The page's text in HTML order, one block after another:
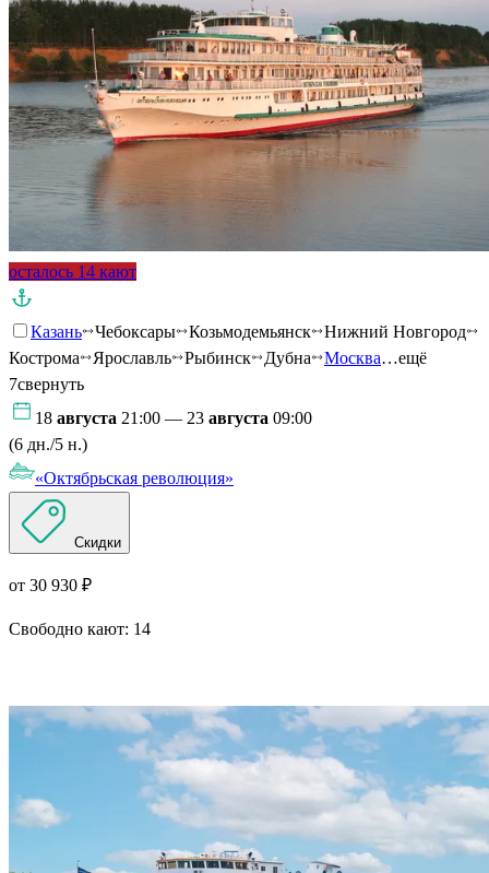
осталось 14 кают
Казань Чебоксары Козьмодемьянск
Нижний Новгород
Кострома
Ярославль Рыбинск Дубна Москва…ещё
7свернуть
18 августа 21:00 — 23 августа 09:00
(6 дн./5 н.)
«Октябрьская революция»
Скидки
от 30 930 ₽
Свободно кают: 14